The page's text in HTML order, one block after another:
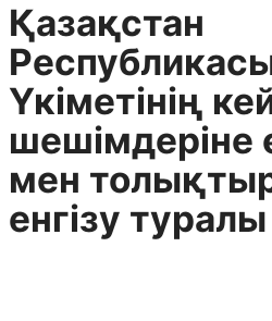
Қазақстан
Үкіметінің
шешімдеріне
мен
енгізу туралы